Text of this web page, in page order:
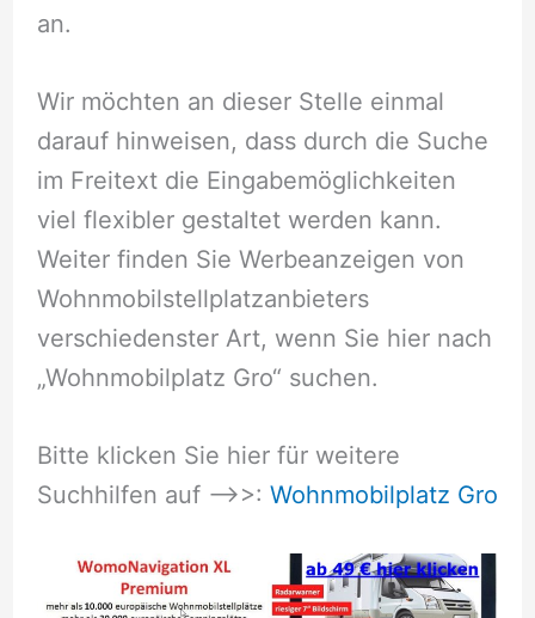
an.
Wir möchten an dieser Stelle einmal
darauf hinweisen, dass durch die Suche
im Freitext die Eingabemöglichkeiten
viel flexibler gestaltet werden kann.
Weiter finden Sie Werbeanzeigen von
Wohnmobilstellplatzanbieters
verschiedenster Art, wenn Sie hier nach
„Wohnmobilplatz Gro“ suchen.
Bitte klicken Sie hier für weitere
Suchhilfen auf –>>: Wohnmobilplatz Gro